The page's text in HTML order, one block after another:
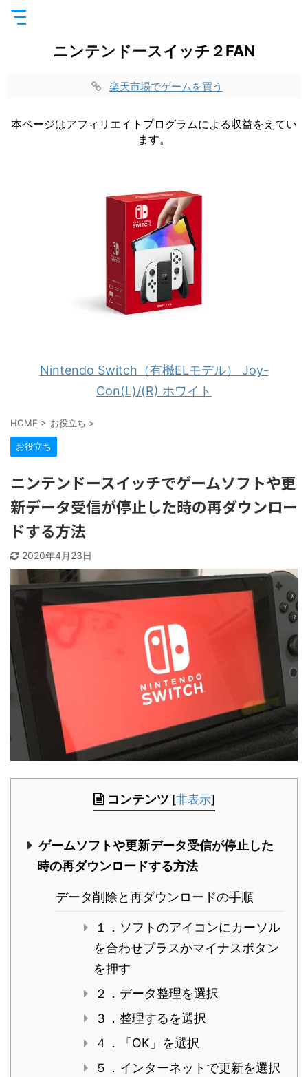
ニンテンドースイッチ２FAN
楽天市場でゲームを買う
本ページはアフィリエイトプログラムによる収益をえてい
ます。
Nintendo Switch（有機ELモデル） Joy-
Con(L)/(R) ホワイト
HOME > お役立ち >
お役立ち
ニンテンドースイッチでゲームソフトや更
新データ受信が停止した時の再ダウンロー
ドする方法
2020年4月23日
コンテンツ [非表示]
ゲームソフトや更新データ受信が停止した
時の再ダウンロードする方法
データ削除と再ダウンロードの手順
１．ソフトのアイコンにカーソル
を合わせプラスかマイナスボタン
を押す
２．データ整理を選択
３．整理するを選択
４．「OK」を選択
５．インターネットで更新を選択